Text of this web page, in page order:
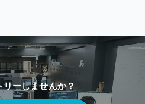
リーしませんか？